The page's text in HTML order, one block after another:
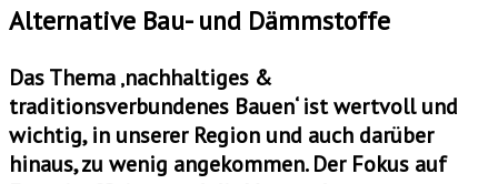
Alternative Bau- und Dämmstoffe
Das Thema ‚nachhaltiges &
traditionsverbundenes Bauen‘ ist wertvoll und
wichtig, in unserer Region und auch darüber
hinaus, zu wenig angekommen. Der Fokus auf